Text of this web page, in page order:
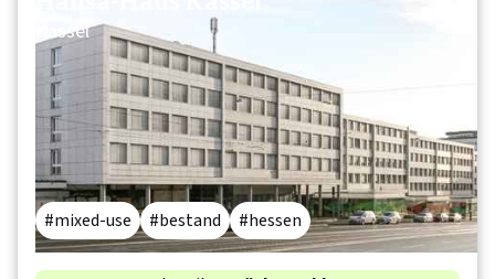
Kassel
mixed-use bestand hessen